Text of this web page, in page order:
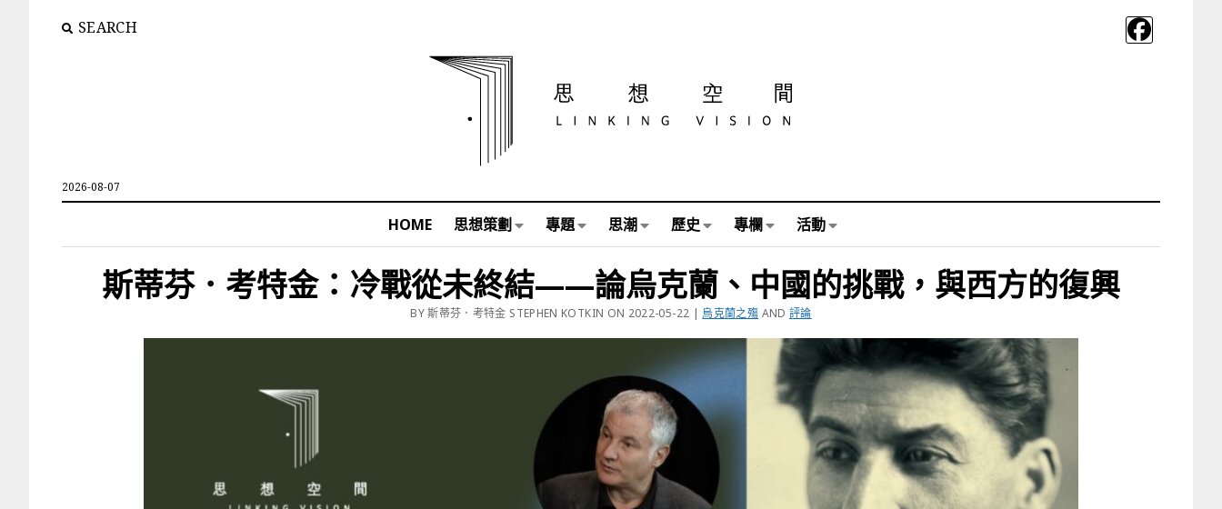
SEARCH
2026-08-07
HOME 思想策劃 專題 思潮 歷史 專欄 活動
斯蒂芬．考特金：冷戰從未終結——論烏克蘭、中國的挑戰，與西方的復興
BY 斯蒂芬．考特金 STEPHEN KOTKIN ON 2022-05-22 | 烏克蘭之殤 AND 評論